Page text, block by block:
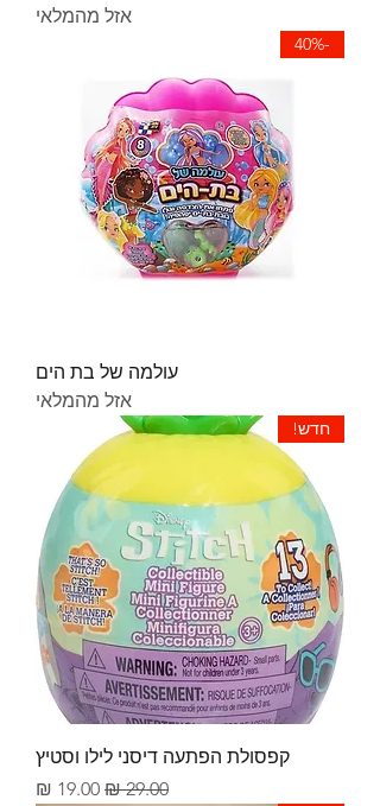
אזל מהמלאי
-40%
עולמה של בת הים
אזל מהמלאי
חדש!
קפסולת הפתעה דיסני לילו וסטיץ
מחיר רגילמחיר מבצע